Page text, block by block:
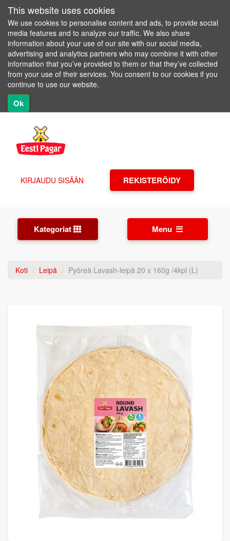
This website uses cookies
We use cookies to personalise content and ads, to provide social
media features and to analyze our traffic. We also share
information about your use of our site with our social media,
advertising and analytics partners who may combine it with other
information that you’ve provided to them or that they’ve collected
from your use of their services. You consent to our cookies if you
continue to use our website.
Ok
KIRJAUDU SISÄÄN REKISTERÖIDY
Kategoriat Menu
Koti Leipä Pyöreä Lavash-leipä 20 x 160g /4kpl (L)